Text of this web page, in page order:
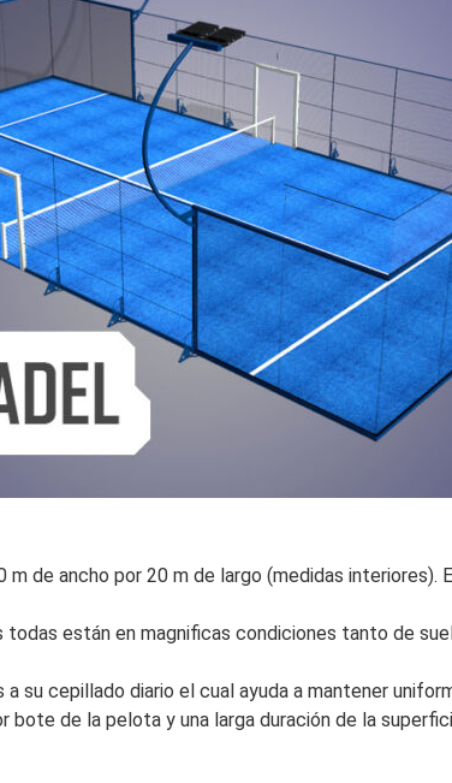
de ancho por 20 m de largo (medidas interiores).
están en magnificas condiciones tanto de
su cepillado diario el cual ayuda a mantener
bote de la pelota y una larga duración de la